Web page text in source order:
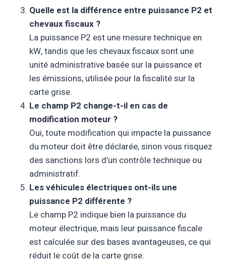
Quelle est la différence entre puissance P2 et
chevaux fiscaux ?
La puissance P2 est une mesure technique en
kW, tandis que les chevaux fiscaux sont une
unité administrative basée sur la puissance et
les émissions, utilisée pour la fiscalité sur la
carte grise.
Le champ P2 change-t-il en cas de
modification moteur ?
Oui, toute modification qui impacte la puissance
du moteur doit être déclarée, sinon vous risquez
des sanctions lors d’un contrôle technique ou
administratif.
Les véhicules électriques ont-ils une
puissance P2 différente ?
Le champ P2 indique bien la puissance du
moteur électrique, mais leur puissance fiscale
est calculée sur des bases avantageuses, ce qui
réduit le coût de la carte grise.